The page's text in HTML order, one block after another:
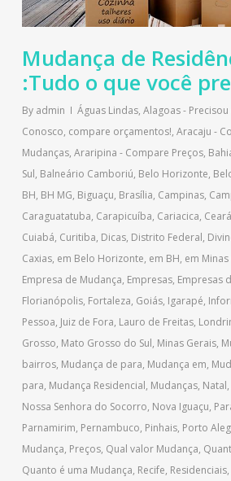
Mudança de
:Tudo o que você
By admin Águas Lindas, Alagoas -
Conosco, compare orçamentos!, Aracaju -
Mudanças, Araripina - Compare Preços,
Sul, Balneário Camboriú, Belo Horizonte,
BH, BH MG, Biguaçu, Brasília, Campinas,
Caraguatatuba, Carapicuíba, Cariacica, Ceará
Cuiabá, Curitiba, Dicas, Distrito Federal,
Caxias, em Belo Horizonte, em BH, em
Empresa de Mudança, Empresas, Empresas
Florianópolis, Fortaleza, Goiás, Igarapé,
Pessoa, Juiz de Fora, Lauro de Freitas,
Grosso, Mato Grosso do Sul, Minas Gerais,
bairros, Mudança de para, Mudança em,
para, Mudança Residencial, Mudanças, Natal,
Nossa Senhora do Socorro, Nova Iguaçu,
Parnamirim, Pernambuco, Pinhais, Porto
Mudança, Preços, Qual valor Mudança,
Quanto é uma Mudança, Recife, Residenciais,